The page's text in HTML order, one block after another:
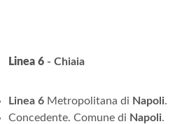
Linea 6 - Chiaia
Linea 6 Metropolitana di Napoli.
Concedente. Comune di Napoli.